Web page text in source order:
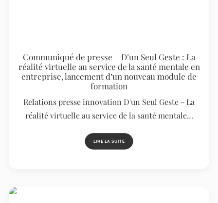
Communiqué de presse – D’un Seul Geste : La
réalité virtuelle au service de la santé mentale en
entreprise, lancement d’un nouveau module de
formation
Relations presse innovation D'un Seul Geste - La
réalité virtuelle au service de la santé mentale…
LIRE LA SUITE